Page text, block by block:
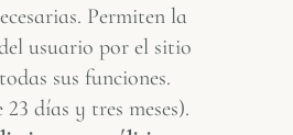
Permiten la
usuario por el sitio
sus funciones.
días y tres meses).